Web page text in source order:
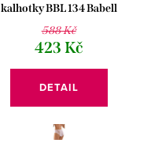
kalhotky BBL 134 Babell
588 Kč
423 Kč
DETAIL